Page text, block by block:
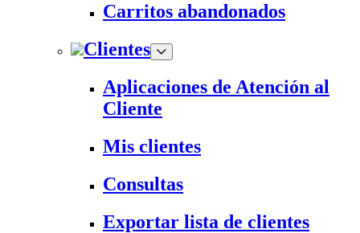
Carritos abandonados
Clientes
Aplicaciones de Atención al
Cliente
Mis clientes
Consultas
Exportar lista de clientes